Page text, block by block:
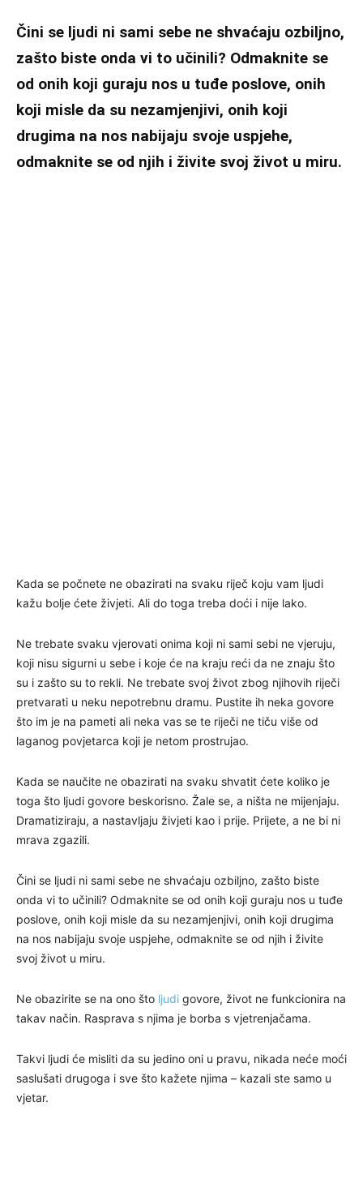
Čini se ljudi ni sami sebe ne shvaćaju ozbiljno,
zašto biste onda vi to učinili? Odmaknite se
od onih koji guraju nos u tuđe poslove, onih
koji misle da su nezamjenjivi, onih koji
drugima na nos nabijaju svoje uspjehe,
odmaknite se od njih i živite svoj život u miru.
Kada se počnete ne obazirati na svaku riječ koju vam ljudi
kažu bolje ćete živjeti. Ali do toga treba doći i nije lako.
Ne trebate svaku vjerovati onima koji ni sami sebi ne vjeruju,
koji nisu sigurni u sebe i koje će na kraju reći da ne znaju što
su i zašto su to rekli. Ne trebate svoj život zbog njihovih riječi
pretvarati u neku nepotrebnu dramu. Pustite ih neka govore
što im je na pameti ali neka vas se te riječi ne tiču više od
laganog povjetarca koji je netom prostrujao.
Kada se naučite ne obazirati na svaku shvatit ćete koliko je
toga što ljudi govore beskorisno. Žale se, a ništa ne mijenjaju.
Dramatiziraju, a nastavljaju živjeti kao i prije. Prijete, a ne bi ni
mrava zgazili.
Čini se ljudi ni sami sebe ne shvaćaju ozbiljno, zašto biste
onda vi to učinili? Odmaknite se od onih koji guraju nos u tuđe
poslove, onih koji misle da su nezamjenjivi, onih koji drugima
na nos nabijaju svoje uspjehe, odmaknite se od njih i živite
svoj život u miru.
Ne obazirite se na ono što ljudi govore, život ne funkcionira na
takav način. Rasprava s njima je borba s vjetrenjačama.
Takvi ljudi će misliti da su jedino oni u pravu, nikada neće moći
saslušati drugoga i sve što kažete njima – kazali ste samo u
vjetar.